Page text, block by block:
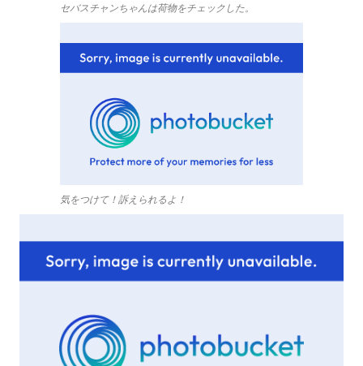
セバスチャンちゃんは荷物をチェックした。
気をつけて！訴えられるよ！